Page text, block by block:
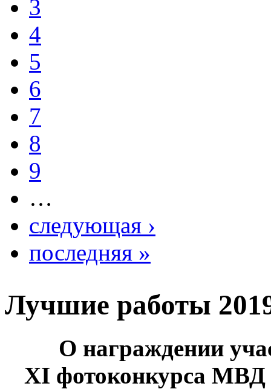
3
4
5
6
7
8
9
…
следующая ›
последняя »
Лучшие работы
О награждении
XI фотоконкурса МВД